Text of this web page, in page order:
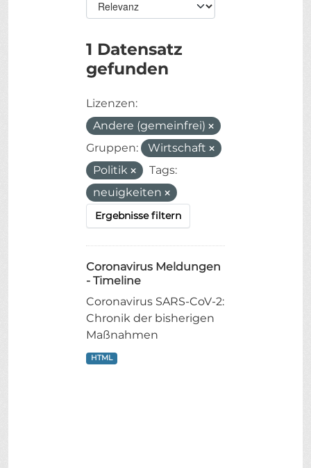
1 Datensatz
gefunden
Lizenzen:
Andere (gemeinfrei)
Gruppen:
Wirtschaft
Politik
Tags:
neuigkeiten
Ergebnisse filtern
Coronavirus Meldungen
- Timeline
Coronavirus SARS-CoV-2:
Chronik der bisherigen
Maßnahmen
HTML